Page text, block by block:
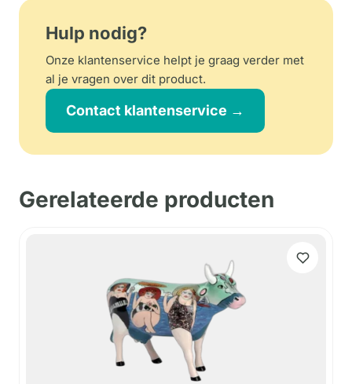
Hulp nodig?
Onze klantenservice helpt je graag verder met
al je vragen over dit product.
Contact klantenservice →
Gerelateerde producten